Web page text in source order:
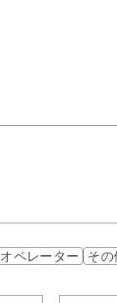
オペレーター そ